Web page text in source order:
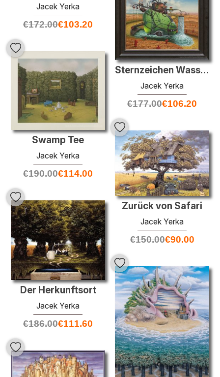
Jacek Yerka
€172.00€103.20
Sternzeichen Wassermann
Jacek Yerka
€177.00€106.20
Swamp Tee
Jacek Yerka
€190.00€114.00
Zurück von Safari
Jacek Yerka
€150.00€90.00
Der Herkunftsort
Jacek Yerka
€186.00€111.60